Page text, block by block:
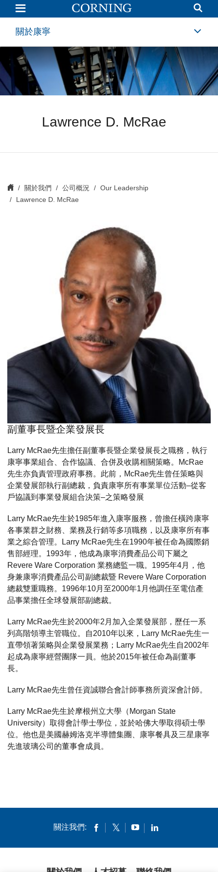
Lawrence
McRae
|
Corning
關於康寧
Lawrence D. McRae
關於我們 公司概況
Our Leadership
Lawrence D. McRae
副董事長暨企業發展長
Larry McRae先生擔任副董事長暨企業發展長之職務，執行
康寧事業組合、合作協議、合併及收購相關策略。McRae
先生亦負責管理政府事務。此前，McRae先生曾任策略與
企業發展部執行副總裁，負責康寧所有事業單位活動–從客
戶協議到事業發展組合決策–之策略發展
Larry McRae先生於1985年進入康寧服務，曾擔任橫跨康寧
各事業群之財務、業務及行銷等多項職務，以及康寧所有事
業之綜合管理。Larry McRae先生在1990年被任命為國際銷
售部經理。1993年，他成為康寧消費產品公司下屬之
Revere Ware Corporation 業務總監一職。1995年4月，他
身兼康寧消費產品公司副總裁暨 Revere Ware Corporation
總裁雙重職務。1996年10月至2000年1月他調任至電信產
品事業擔任全球發展部副總裁。
Larry McRae先生於2000年2月加入企業發展部，歷任一系
列高階領導主管職位。自2010年以來，Larry McRae先生一
直帶領著策略與企業發展業務；Larry McRae先生自2002年
起成為康寧經營團隊一員。他於2015年被任命為副董事
長。
Larry McRae先生曾任資誠聯合會計師事務所資深會計師。
Larry McRae先生於摩根州立大學（Morgan State
University）取得會計學士學位，並於哈佛大學取得碩士學
位。他也是美國赫姆洛克半導體集團、康寧餐具及三星康寧
先進玻璃公司的董事會成員。
關注我們: